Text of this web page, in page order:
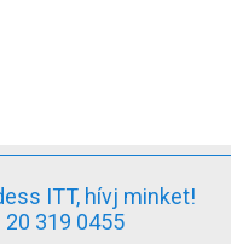
ITT, hívj minket!
20 319 0455